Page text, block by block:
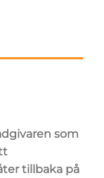
som
tillbaka på